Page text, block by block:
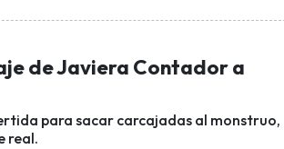
de Javiera Contador a
para sacar carcajadas al monstruo,
real.